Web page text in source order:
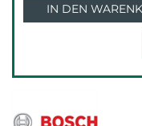
IN DEN